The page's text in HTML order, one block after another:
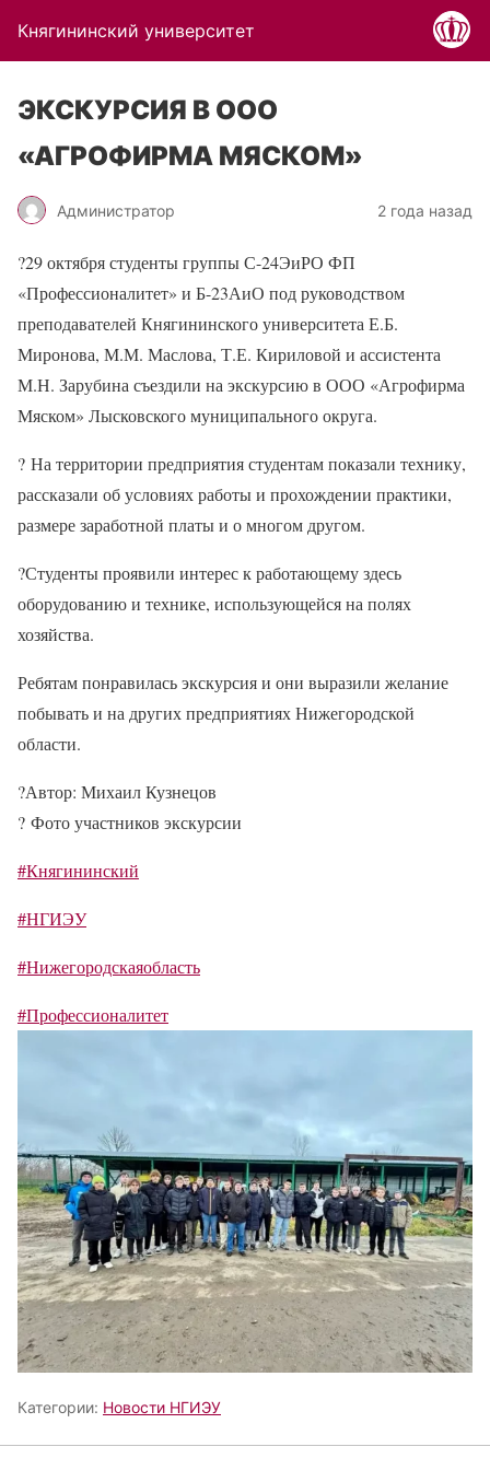
Княгининский университет
ЭКСКУРСИЯ В ООО
«АГРОФИРМА МЯСКОМ»
Администратор 2 года назад
?29 октября студенты группы С-24ЭиРО ФП
«Профессионалитет» и Б-23АиО под руководством
преподавателей Княгининского университета Е.Б.
Миронова, М.М. Маслова, Т.Е. Кириловой и ассистента
М.Н. Зарубина съездили на экскурсию в ООО «Агрофирма
Мяском» Лысковского муниципального округа.
? На территории предприятия студентам показали технику,
рассказали об условиях работы и прохождении практики,
размере заработной платы и о многом другом.
?Студенты проявили интерес к работающему здесь
оборудованию и технике, использующейся на полях
хозяйства.
Ребятам понравилась экскурсия и они выразили желание
побывать и на других предприятиях Нижегородской
области.
?Автор: Михаил Кузнецов
? Фото участников экскурсии
#Княгининский
#НГИЭУ
#Нижегородскаяобласть
#Профессионалитет
Категории: Новости НГИЭУ